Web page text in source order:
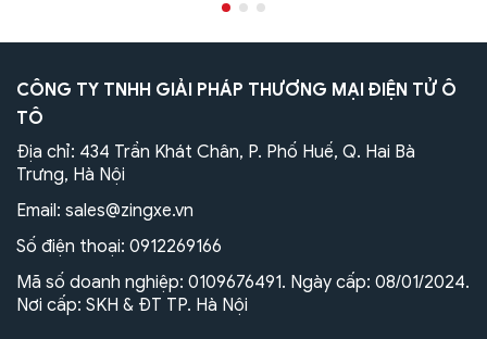
CÔNG TY TNHH GIẢI PHÁP THƯƠNG MẠI ĐIỆN TỬ Ô
TÔ
Địa chỉ: 434 Trần Khát Chân, P. Phố Huế, Q. Hai Bà
Trưng, Hà Nội
Email: sales@zingxe.vn
Số điện thoại: 0912269166
Mã số doanh nghiệp: 0109676491. Ngày cấp: 08/01/2024.
Nơi cấp: SKH & ĐT TP. Hà Nội